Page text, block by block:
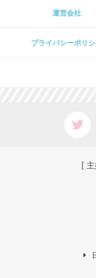
運営会社
プライパシーポリ
[